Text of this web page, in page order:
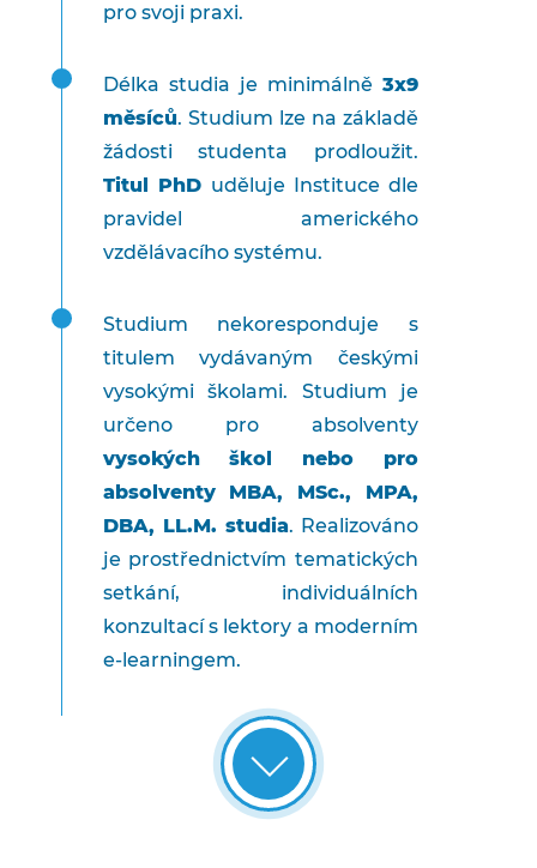
pro svoji praxi.
Délka studia je minimálně 3x9
měsíců. Studium lze na základě
žádosti studenta prodloužit.
Titul PhD uděluje Instituce dle
pravidel amerického
vzdělávacího systému.
Studium nekoresponduje s
titulem vydávaným českými
vysokými školami. Studium je
určeno pro absolventy
vysokých škol nebo pro
absolventy MBA, MSc., MPA,
DBA, LL.M. studia. Realizováno
je prostřednictvím tematických
setkání, individuálních
konzultací s lektory a moderním
e-learningem.